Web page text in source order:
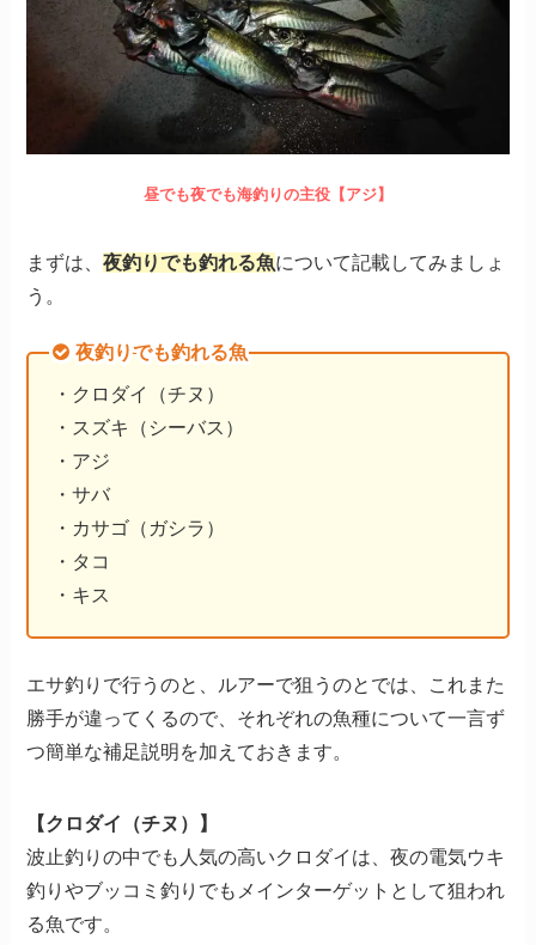
昼でも夜でも海釣りの主役【アジ】
まずは、夜釣りでも釣れる魚について記載してみましょ
う。
夜釣りでも釣れる魚
・クロダイ（チヌ）
・スズキ（シーバス）
・アジ
・サバ
・カサゴ（ガシラ）
・タコ
・キス
エサ釣りで行うのと、ルアーで狙うのとでは、これまた
勝手が違ってくるので、それぞれの魚種について一言ず
つ簡単な補足説明を加えておきます。
【クロダイ（チヌ）】
波止釣りの中でも人気の高いクロダイは、夜の電気ウキ
釣りやブッコミ釣りでもメインターゲットとして狙われ
る魚です。